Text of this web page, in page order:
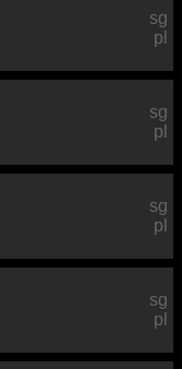
sg
pl
sg
pl
sg
pl
sg
pl